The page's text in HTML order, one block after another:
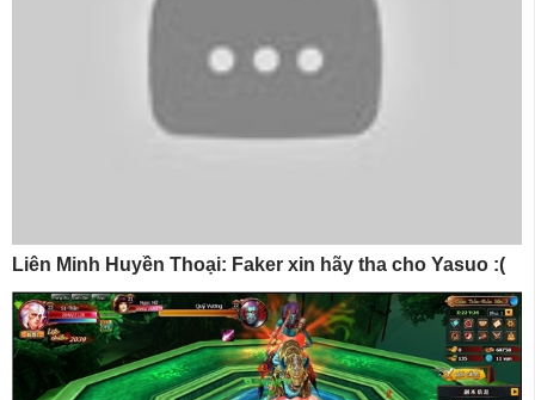
Liên Minh Huyền Thoại: Faker xin hãy tha cho Yasuo :(